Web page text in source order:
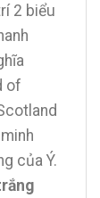
2 biểu
of
của Ý.